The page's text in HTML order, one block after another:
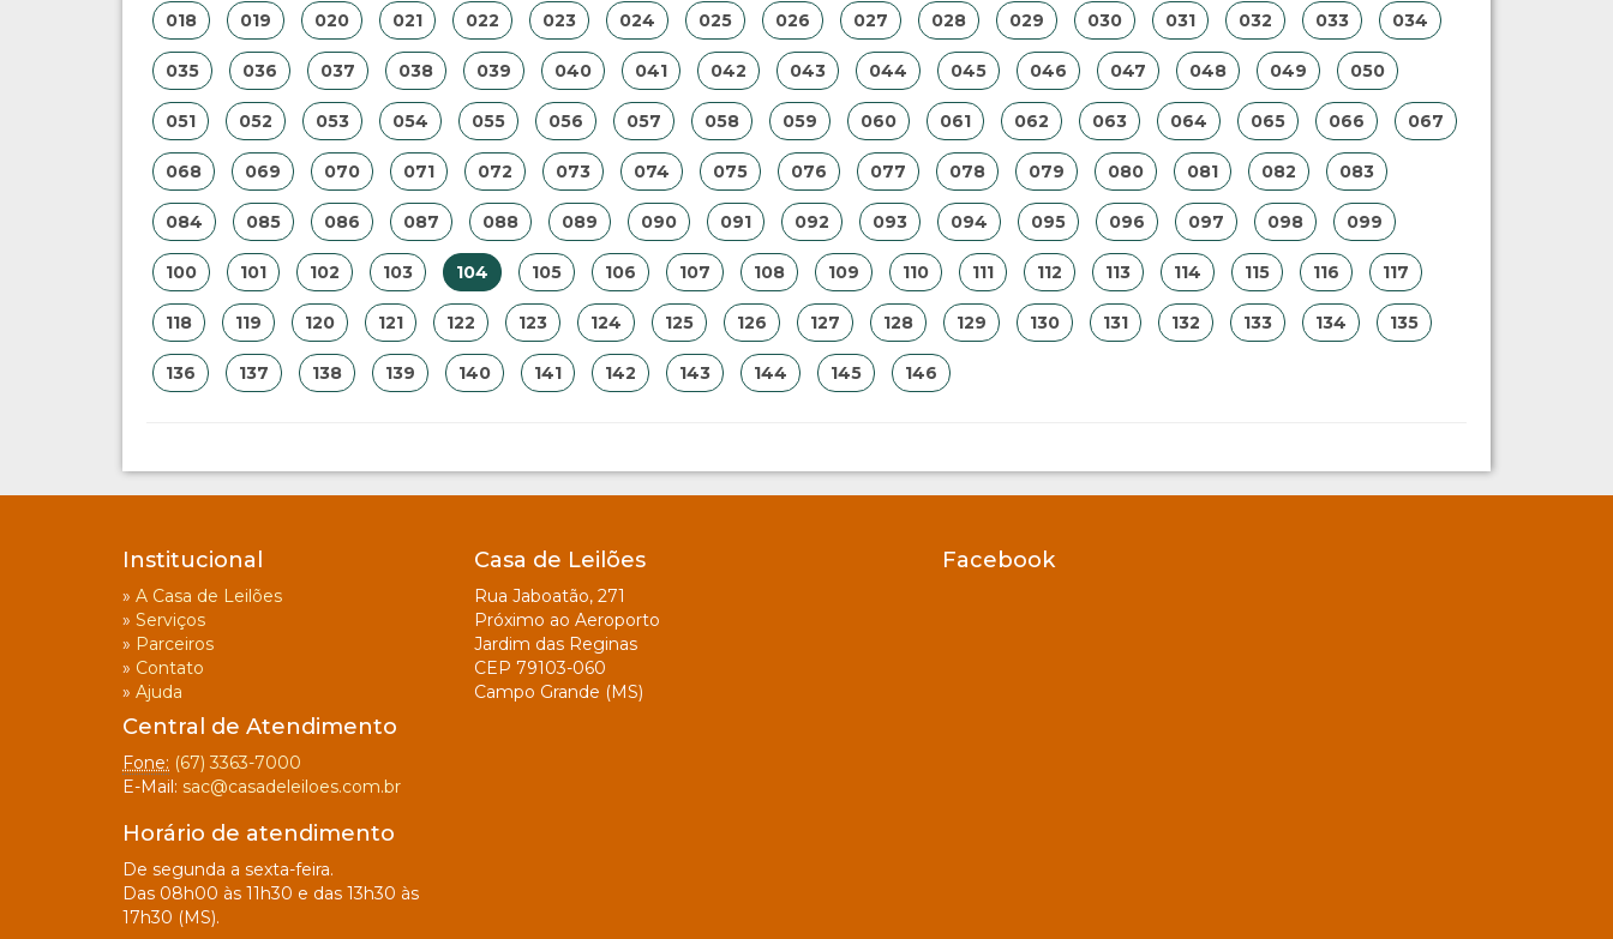
018 019 020 021 022 023 024 025 026 027 028 029 030 031 032 033 034
035 036 037 038 039 040 041 042 043 044 045 046 047 048 049 050
051 052 053 054 055 056 057 058 059 060 061 062 063 064 065 066 067
068 069 070 071 072 073 074 075 076 077 078 079 080 081 082 083
084 085 086 087 088 089 090 091 092 093 094 095 096 097 098 099
100 101 102 103 104 105 106 107 108 109 110 111 112 113 114 115 116 117
118 119 120 121 122 123 124 125 126 127 128 129 130 131 132 133 134 135
136 137 138 139 140 141 142 143 144 145 146
Institucional
» A Casa de Leilões
» Serviços
» Parceiros
» Contato
» Ajuda
Central de Atendimento
Fone: (67) 3363-7000
E-Mail: sac@casadeleiloes.com.br
Horário de atendimento
De segunda a sexta-feira.
Das 08h00 às 11h30 e das 13h30 às
17h30 (MS).
Casa de Leilões
Rua Jaboatão, 271
Próximo ao Aeroporto
Jardim das Reginas
CEP 79103-060
Campo Grande (MS)
Facebook